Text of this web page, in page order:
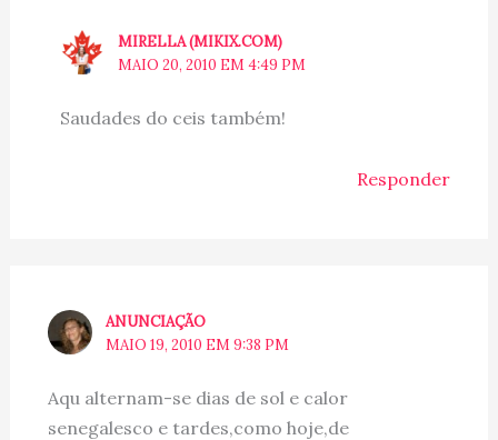
MIRELLA (MIKIX.COM)
MAIO 20, 2010 EM 4:49 PM
Saudades do ceis também!
Responder
ANUNCIAÇÃO
MAIO 19, 2010 EM 9:38 PM
Aqu alternam-se dias de sol e calor
senegalesco e tardes,como hoje,de